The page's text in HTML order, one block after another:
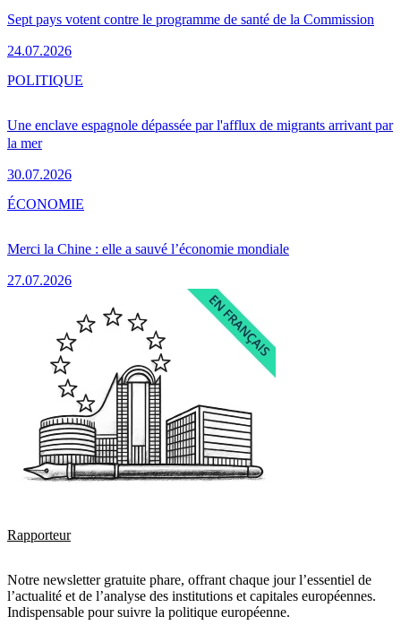
Sept pays votent contre le programme de santé de la Commission
24.07.2026
Une enclave espagnole dépassée par l'afflux de migrants arrivant par
la mer
30.07.2026
POLITIQUE
Merci la Chine : elle a sauvé l’économie mondiale
27.07.2026
ÉCONOMIE
Rapporteur
Notre newsletter gratuite phare, offrant chaque jour l’essentiel de
l’actualité et de l’analyse des institutions et capitales européennes.
Indispensable pour suivre la politique européenne.